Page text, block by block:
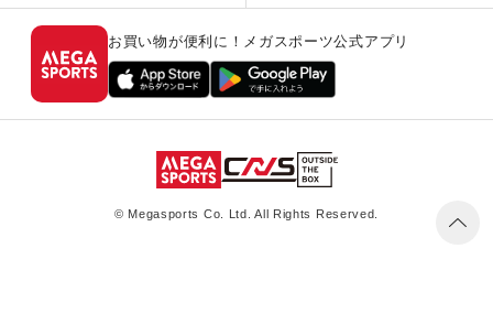
お買い物が便利に！メガスポーツ公式アプリ
© Megasports Co. Ltd. All Rights Reserved.